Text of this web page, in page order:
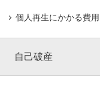
個人再生にかかる費用
自己破産